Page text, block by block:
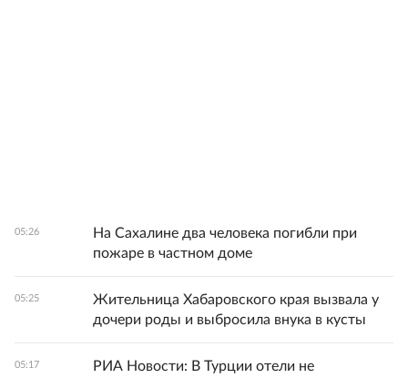
05:26
На Сахалине два человека погибли при
пожаре в частном доме
05:25
Жительница Хабаровского края вызвала у
дочери роды и выбросила внука в кусты
05:17
РИА Новости: В Турции отели не